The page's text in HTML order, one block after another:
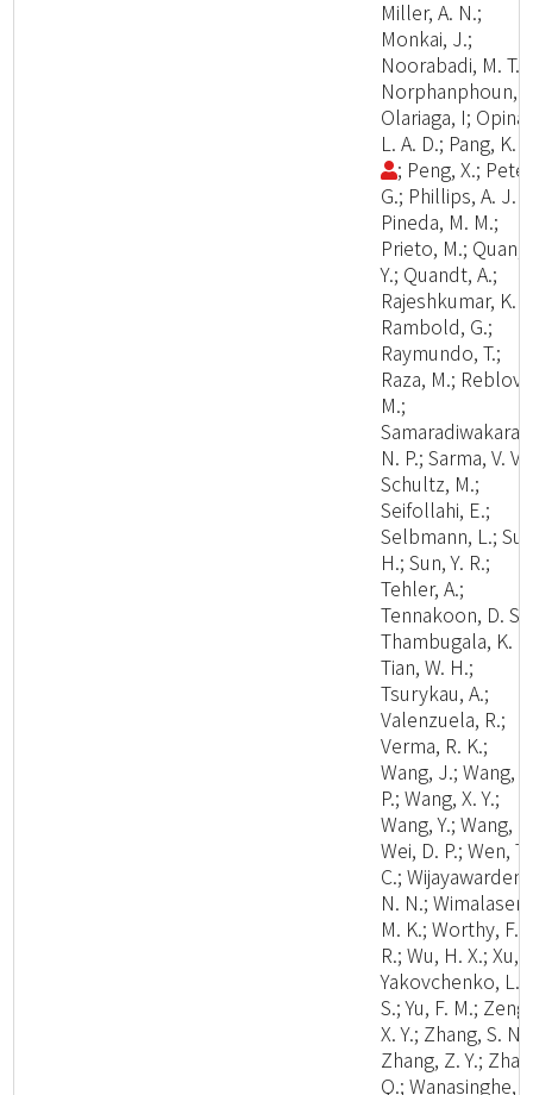
Miller, A. N.;
Monkai, J.;
Noorabadi, M. T.;
Norphanphoun,
Olariaga, I; Opina,
L. A. D.; Pang, K.
; Peng, X.;
G.; Phillips, A. J.
Pineda, M. M.;
Prieto, M.; Quan,
Y.; Quandt, A.;
Rajeshkumar, K.
Rambold, G.;
Raymundo, T.;
Raza, M.;
M.;
Samaradiwakara,
N. P.; Sarma, V. V.;
Schultz, M.;
Seifollahi, E.;
Selbmann, L.; Su,
H.; Sun, Y. R.;
Tehler, A.;
Tennakoon, D. S.;
Thambugala, K.
Tian, W. H.;
Tsurykau, A.;
Valenzuela, R.;
Verma, R. K.;
Wang, J.; Wang,
P.; Wang, X. Y.;
Wang, Y.; Wang,
Wei, D. P.; Wen, T.
C.;
N. N.;
M. K.; Worthy, F.
R.; Wu, H. X.; Xu,
Yakovchenko, L.
S.; Yu, F. M.; Zeng,
X. Y.; Zhang, S. N.;
Zhang, Z. Y.;
Q.; Wanasinghe,